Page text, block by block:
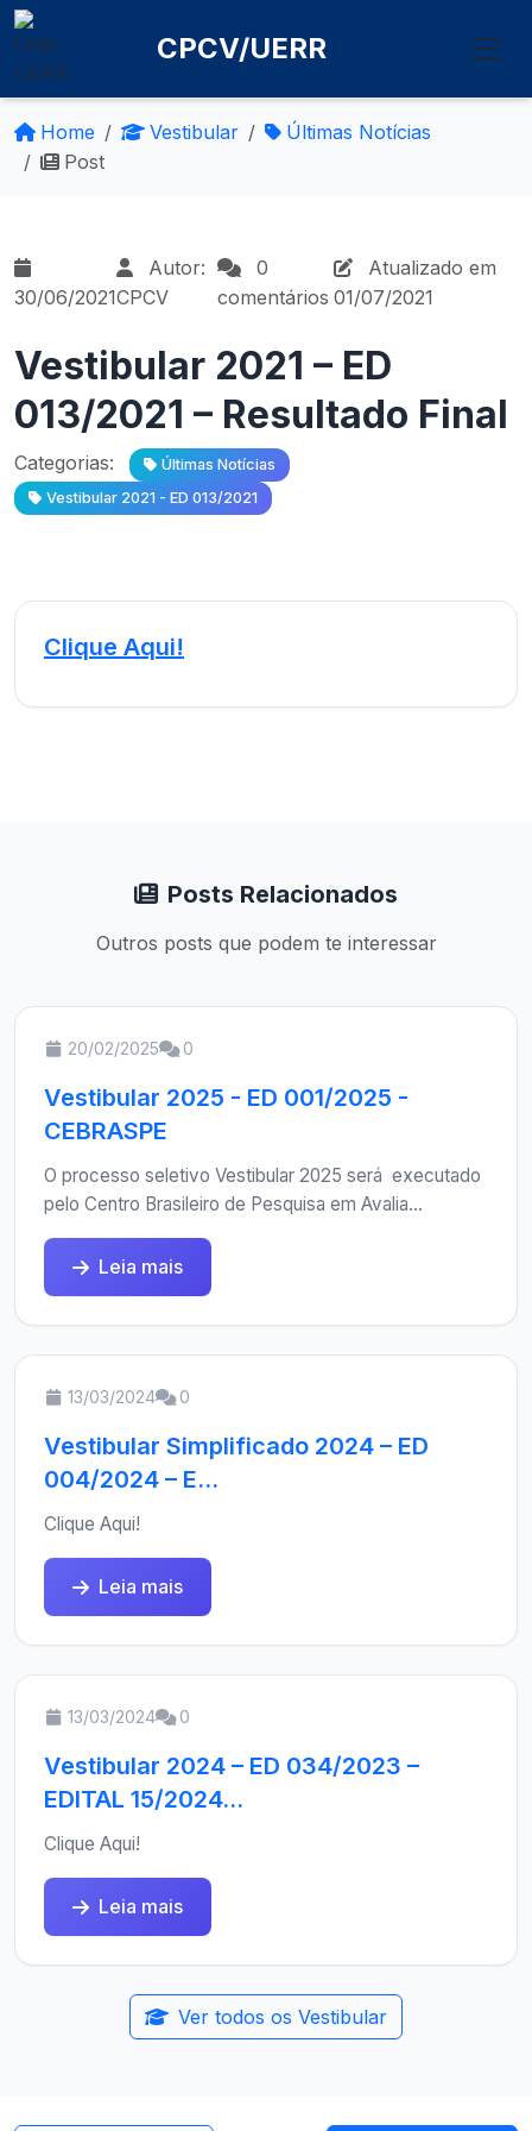
CPCV/UERR
Home Vestibular
Últimas Notícias
Post
30/06/2021
Autor:
CPCV
0
comentários
Atualizado em
01/07/2021
Vestibular 2021 – ED
013/2021 – Resultado Final
Categorias:
Últimas Notícias
Vestibular 2021 - ED 013/2021
Clique Aqui!
Posts Relacionados
Outros posts que podem te interessar
20/02/2025 0
Vestibular 2025 - ED 001/2025 -
CEBRASPE
O processo seletivo Vestibular 2025 será executado
pelo Centro Brasileiro de Pesquisa em Avalia...
Leia mais
13/03/2024 0
Vestibular Simplificado 2024 – ED
004/2024 – E...
Clique Aqui!
Leia mais
13/03/2024 0
Vestibular 2024 – ED 034/2023 –
EDITAL 15/2024...
Clique Aqui!
Leia mais
Ver todos os Vestibular